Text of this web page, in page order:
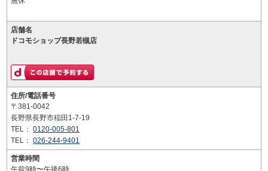
店舗名
ドコモショップ長野若槻店
住所/電話番号
〒381-0042
長野県長野市稲田1-7-19
TEL： 0120-005-801
TEL： 026-244-9401
営業時間
午前9時〜午後6時